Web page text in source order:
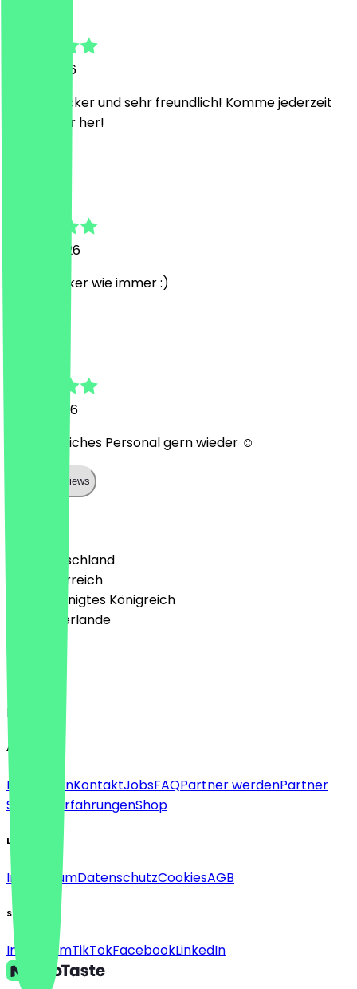
31. Juli 2026
Extrem lecker und sehr freundlich! Komme jederzeit
wieder hier her!
25. Juli 2026
Super Lecker wie immer :)
14. Juli 2026
Sehr herzliches Personal gern wieder ☺️
Show all reviews
🇩🇪 Deutschland
🇦🇹 Österreich
🇬🇧 Vereinigtes Königreich
🇳🇱 Niederlande
Deutsch
English
About
Für FirmenKontaktJobsFAQPartner werdenPartner
Support
ErfahrungenShop
Legal
ImpressumDatenschutzCookiesAGB
Social
InstagramTikTokFacebookLinkedIn